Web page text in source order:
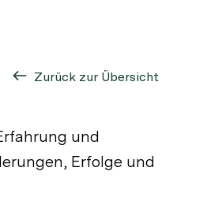
Zurück zur Übersicht
und
Erfolge und